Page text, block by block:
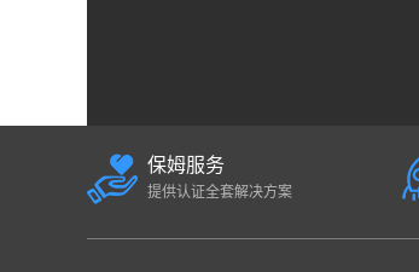
保姆服务
提供认证全套解决方案